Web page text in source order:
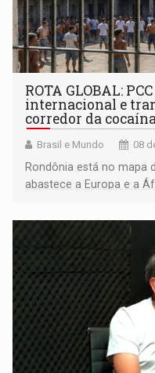
ROTA GLOBAL:
internacional e
corredor da
Brasil e Mundo 08
Rondônia está no mapa
abastece a Europa e a